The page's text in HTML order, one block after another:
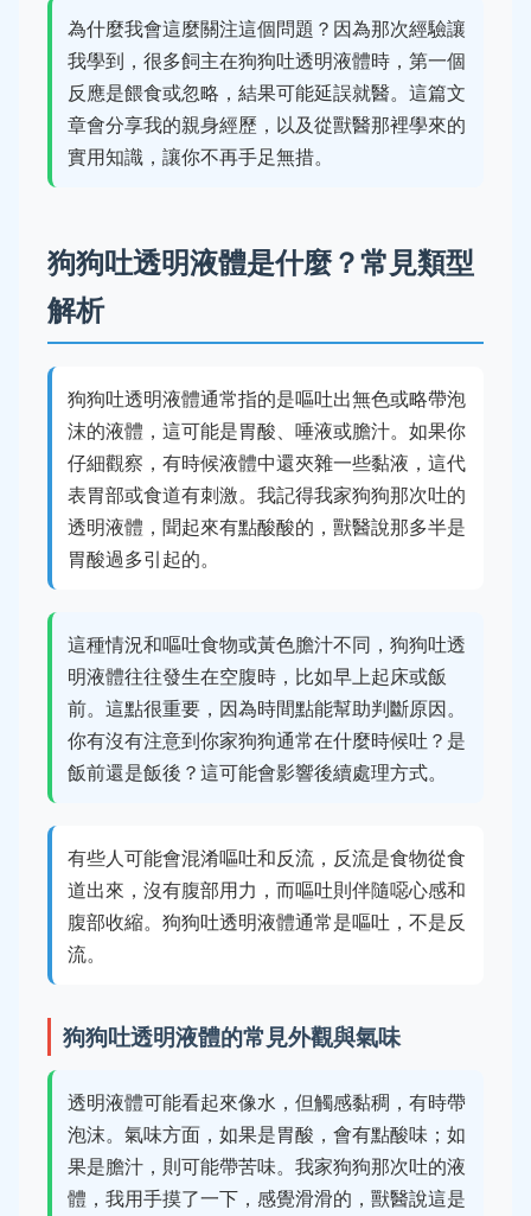
為什麼我會這麼關注這個問題？因為那次經驗讓
我學到，很多飼主在狗狗吐透明液體時，第一個
反應是餵食或忽略，結果可能延誤就醫。這篇文
章會分享我的親身經歷，以及從獸醫那裡學來的
實用知識，讓你不再手足無措。
狗狗吐透明液體是什麼？常見類型
解析
狗狗吐透明液體通常指的是嘔吐出無色或略帶泡
沫的液體，這可能是胃酸、唾液或膽汁。如果你
仔細觀察，有時候液體中還夾雜一些黏液，這代
表胃部或食道有刺激。我記得我家狗狗那次吐的
透明液體，聞起來有點酸酸的，獸醫說那多半是
胃酸過多引起的。
這種情況和嘔吐食物或黃色膽汁不同，狗狗吐透
明液體往往發生在空腹時，比如早上起床或飯
前。這點很重要，因為時間點能幫助判斷原因。
你有沒有注意到你家狗狗通常在什麼時候吐？是
飯前還是飯後？這可能會影響後續處理方式。
有些人可能會混淆嘔吐和反流，反流是食物從食
道出來，沒有腹部用力，而嘔吐則伴隨噁心感和
腹部收縮。狗狗吐透明液體通常是嘔吐，不是反
流。
狗狗吐透明液體的常見外觀與氣味
透明液體可能看起來像水，但觸感黏稠，有時帶
泡沫。氣味方面，如果是胃酸，會有點酸味；如
果是膽汁，則可能帶苦味。我家狗狗那次吐的液
體，我用手摸了一下，感覺滑滑的，獸醫說這是